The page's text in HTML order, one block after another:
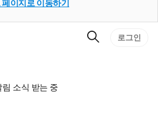
페이지로 이동하기
검
로그인
림 소식 받는 중